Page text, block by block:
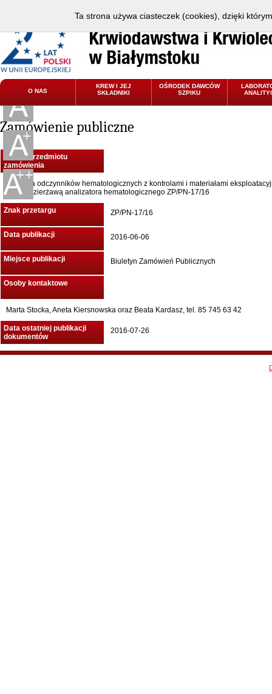
O NAS
KREW I JEJ
SKŁADNIKI
OŚRODEK DAWCÓW
SZPIKU
Zamówienie publiczne
Nazwa przedmiotu
zamówienia
Dostawa odczynników hematologicznych z kontrolami i materiałami
wraz z dzierżawą analizatora hematologicznego ZP/PN-17/16
Znak przetargu ZP/PN-17/16
Data publikacji 2016-06-06
Miejsce publikacji Biuletyn Zamówień Publicznych
Osoby kontaktowe
Marta Stocka, Aneta Kiersnowska oraz Beata Kardasz, tel. 85 745 63 42
Data ostatniej publikacji
dokumentów
2016-07-26
Ta strona używa ciasteczek (cookies), dzięki